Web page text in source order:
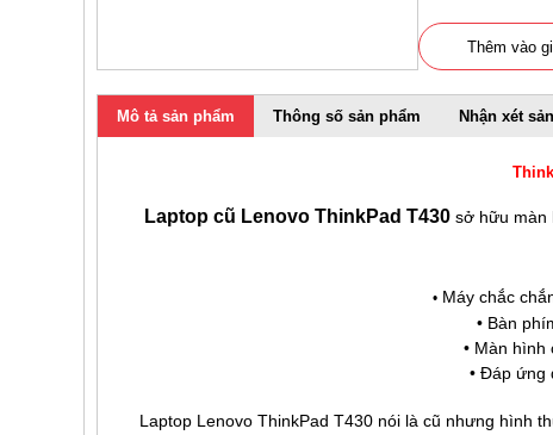
Thêm vào
Mô tả sản phẩm Thông số sản phẩm Nhận xét
Laptop cũ Lenovo ThinkPad T430 sở hữu màn
• Máy chắc
• Bàn
• Màn hình
• Đáp ứng
Laptop Lenovo ThinkPad T430 nói là cũ nhưng hình